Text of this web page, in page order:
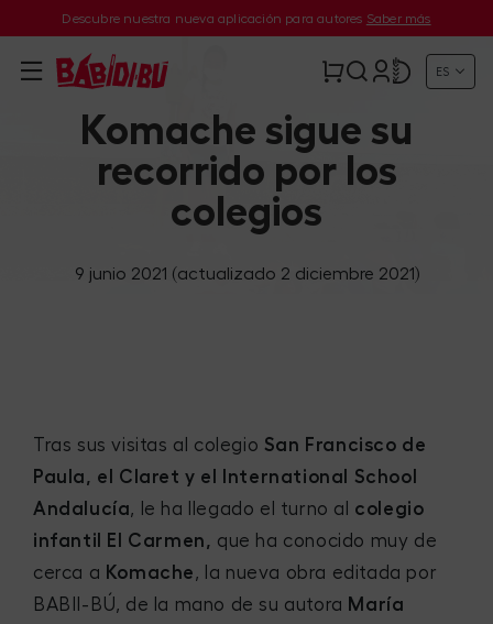
Descubre nuestra nueva aplicación para autores Saber más
ES
Komache sigue su
recorrido por los
colegios
9 junio 2021 (actualizado 2 diciembre 2021)
Tras sus visitas al colegio San Francisco de
Paula, el Claret y el International School
Andalucía, le ha llegado el turno al colegio
infantil El Carmen, que ha conocido muy de
cerca a Komache , la nueva obra editada por
BABII-BÚ, de la mano de su autora María